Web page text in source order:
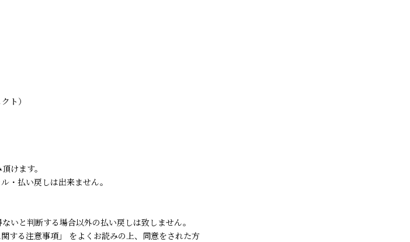
ト）
けます。
・払い戻しは出来ません。
いと判断する場合以外の払い戻しは致しません。
する注意事項」 をよくお読みの上、同意をされた方